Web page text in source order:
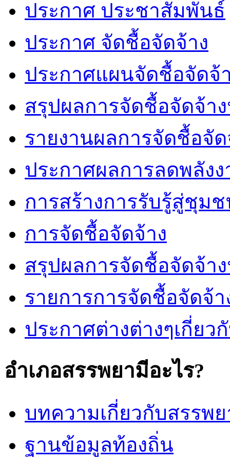
ประกาศ ประชาสัมพันธ์
ประกาศ จัดชื้อจัดจ้าง
ประกาศแผนจัดชื้อจัดจ้
สรุปผลการจัดชื้อจัดจ้า
รายงานผลการจัดชื้อจั
ประกาศผลการลดพลัง
การสร้างการรับรู้สู่ชุม
การจัดชื้อจัดจ้าง
สรุปผลการจัดชื้อจัดจ้า
รายการการจัดชื้อจัดจ้า
ประกาศต่างต่างๆเกี่ยว
อำเภอสรรพยามีอะไร?
บทความเกี่ยวกับสรรพ
ฐานข้อมูลท้องถิ่น